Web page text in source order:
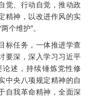
觉、行动自觉，推动政
精神，以改进作风的实
个维护”。
任务，一体推进学查
要深，深入学习习近平
述，持续锤炼党性修
中央八项规定精神的自
自我革命精神，全面深